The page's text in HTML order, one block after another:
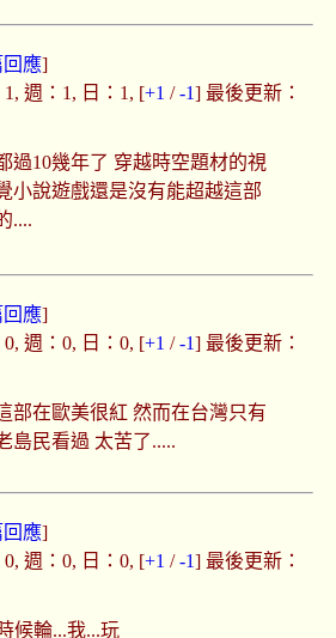
回應]
週：1, 日：1, [+1 /-1] 最後更新：
過10幾年了 穿越時空題材的視
小說遊戲還是沒有能超越這部
....
回應]
週：0, 日：0, [+1 /-1] 最後更新：
部在歐美很紅 然而在台灣只有
島民看過 太苦了.....
回應]
週：0, 日：0, [+1 /-1] 最後更新：
候輪...我...玩